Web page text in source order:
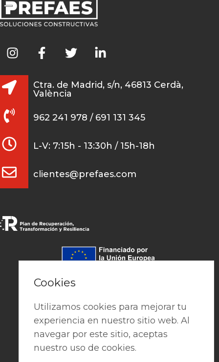
Ctra. de Madrid, s/n, 46813 Cerdà,
València
962 241 978 / 691 131 345
L-V: 7:15h - 13:30h / 15h-18h
clientes@prefaes.com
Cookies
Utilizamos cookies para mejorar tu
experiencia en nuestro sitio web. Al
navegar por este sitio, aceptas
nuestro uso de cookies.